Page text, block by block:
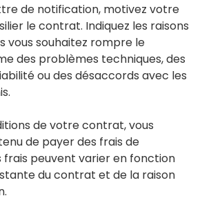
de notification, motivez votre
le contrat. Indiquez les raisons
vous souhaitez rompre le
des problèmes techniques, des
ou des désaccords avec les
de votre contrat, vous
de payer des frais de
frais peuvent varier en fonction
du contrat et de la raison